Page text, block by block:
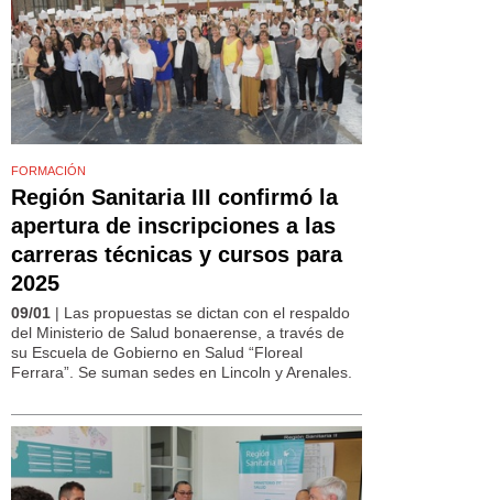
FORMACIÓN
Región Sanitaria III confirmó la
apertura de inscripciones a las
carreras técnicas y cursos para
2025
09/01 | Las propuestas se dictan con el respaldo
del Ministerio de Salud bonaerense, a través de
su Escuela de Gobierno en Salud “Floreal
Ferrara”. Se suman sedes en Lincoln y Arenales.